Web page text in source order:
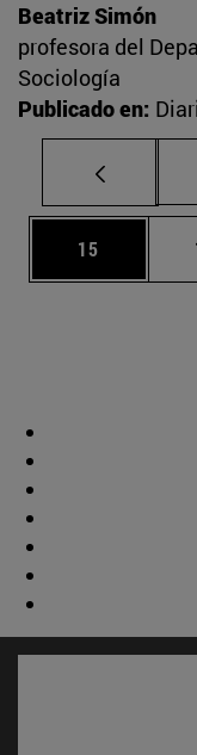
Beatriz Simón
profesora del
Sociología
Publicado en:
Página
15